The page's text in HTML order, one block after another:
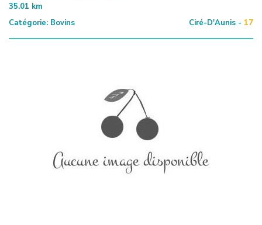
35.01 km
Catégorie: Bovins Ciré-D'Aunis - 17